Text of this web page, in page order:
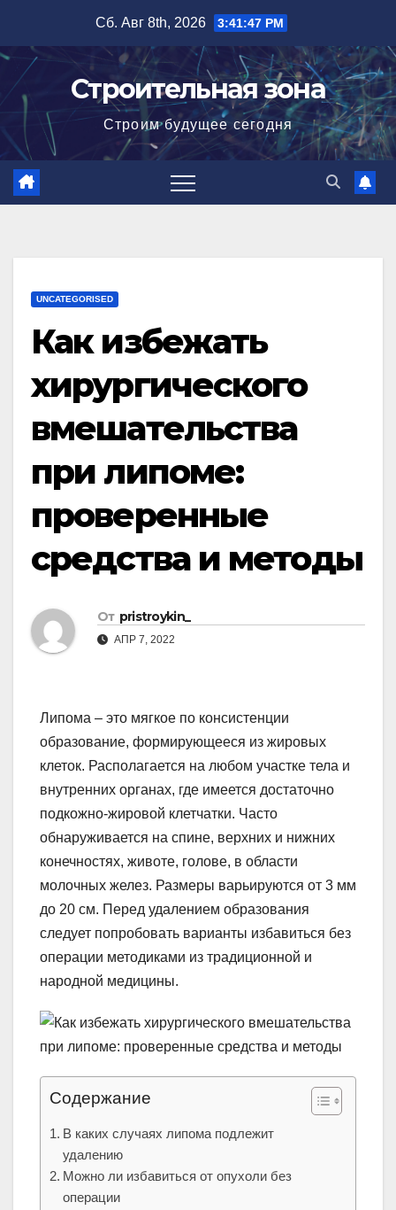
содержимому
Сб. Авг 8th, 2026 3:41:48 PM
Строительная зона
Строим будущее сегодня
UNCATEGORISED
Как избежать
хирургического
вмешательства
при липоме:
проверенные
средства и методы
От pristroykin_
АПР 7, 2022
Липома – это мягкое по консистенции
образование, формирующееся из жировых
клеток. Располагается на любом участке тела и
внутренних органах, где имеется достаточно
подкожно-жировой клетчатки. Часто
обнаруживается на спине, верхних и нижних
конечностях, животе, голове, в области
молочных желез. Размеры варьируются от 3 мм
до 20 см. Перед удалением образования
следует попробовать варианты избавиться без
операции методиками из традиционной и
народной медицины.
Содержание
В каких случаях липома подлежит
удалению
Можно ли избавиться от опухоли без
операции